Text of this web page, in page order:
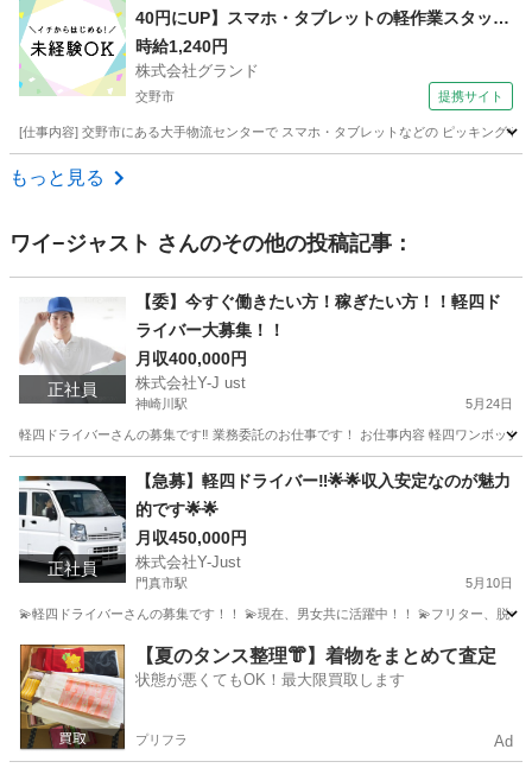
40円にUP】スマホ・タブレットの軽作業スタッフ
大募集！
時給1,240円
株式会社グランド
交野市 提携サイト
[仕事内容] 交野市にある大手物流センターで スマホ・タブレットなどの ピッキング
大阪 交野市
もっと見る
ワイ−ジャスト さんのその他の投稿記事：
正社員
【委】今すぐ働きたい方！稼ぎたい方！！軽四ド
ライバー大募集！！
月収400,000円
株式会社Y-J ust
神崎川駅 5月24日
軽四ドライバーさんの募集です‼️ 業務委託のお仕事です！ お仕事内容 軽四ワンボッ
神崎川駅 ドライバー ワンボックス
正社員
【急募】軽四ドライバー‼️🌟🌟収入安定なのが魅力
的です🌟🌟
月収450,000円
株式会社Y-Just
門真市駅 5月10日
💫軽四ドライバーさんの募集です！！ 💫現在、男女共に活躍中！！ 💫フリター、脱
大阪 門真市 門真市駅 物流 脱サラ
【夏のタンス整理👘】着物をまとめて査定
状態が悪くてもOK！最大限買取します
プリフラ Ad